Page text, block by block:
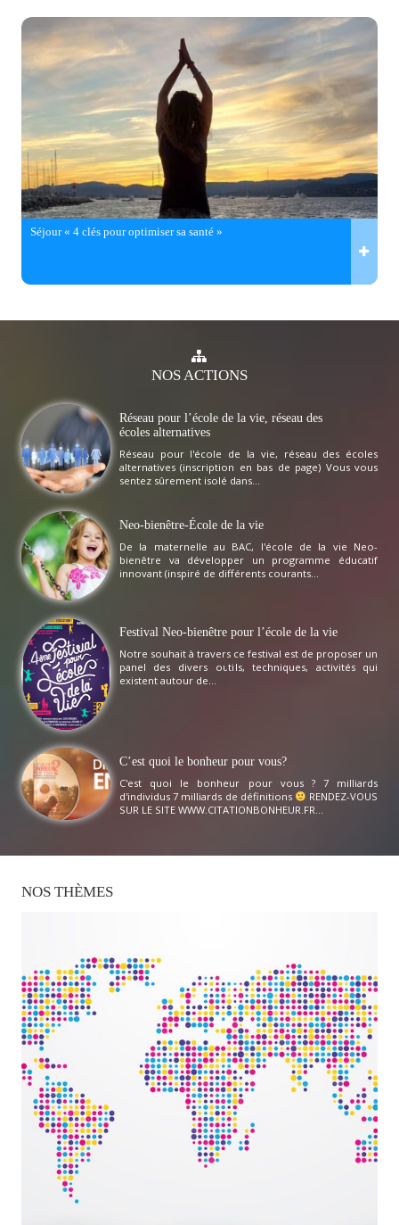
Séjour « 4 clés pour optimiser sa santé »
NOSACTIONS
Réseau pour l’école de la vie, réseau des
écoles alternatives
Réseau pour l'école de la vie, réseau des écoles
alternatives (inscription en bas de page) Vous vous
sentez sûrement isolé dans...
Neo-bienêtre-École de la vie
De la maternelle au BAC, l'école de la vie Neo-
bienêtre va développer un programme éducatif
innovant (inspiré de différents courants...
Festival Neo-bienêtre pour l’école de la vie
Notre souhait à travers ce festival est de proposer un
panel des divers outils, techniques, activités qui
existent autour de...
C’est quoi le bonheur pour vous?
C'est quoi le bonheur pour vous ? 7 milliards
d'individus 7 milliards de définitions
RENDEZ-VOUS
SUR LE SITE WWW.CITATIONBONHEUR.FR...
NOS THÈMES